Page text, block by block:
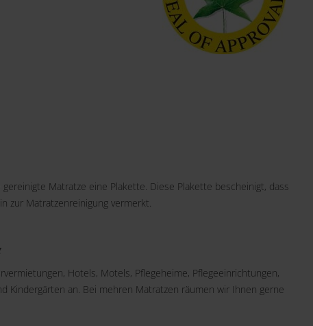
Matratze eine Plakette. Diese Plakette bescheinigt, dass
zur Matratzenreinigung vermerkt.
Hotels, Motels, Pflegeheime, Pflegeeinrichtungen,
Kindergärten an. Bei mehren Matratzen räumen wir Ihnen gerne